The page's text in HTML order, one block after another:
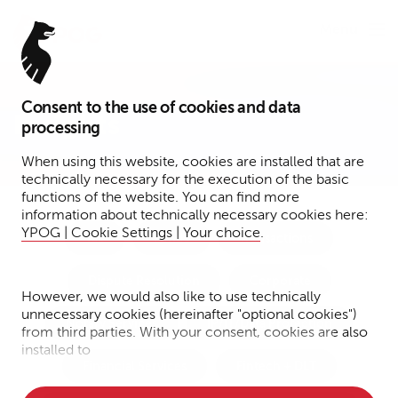
Consent to the use of cookies and data
processing
When using this website, cookies are installed that are
technically necessary for the execution of the basic
functions of the website. You can find more
information about technically necessary cookies here:
YPOG | Cookie Settings | Your choice.
However, we would also like to use technically
unnecessary cookies (hereinafter "optional cookies")
from third parties. With your consent, cookies are also
installed to
Insights
Tax Funds Transactions
Notary Services IP/IT/Data Protection